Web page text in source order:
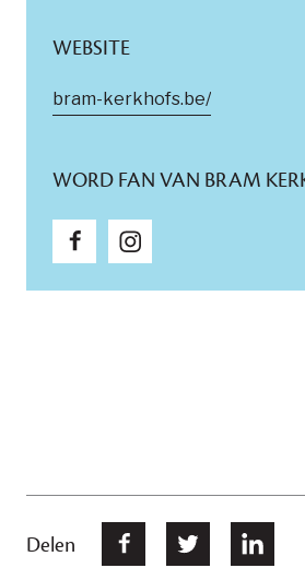
WEBSITE
bram-kerkhofs.be/
WORD FAN VAN BRAM
Delen